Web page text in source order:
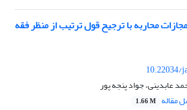
محاربه با ترجیح قول ترتیب از منظر فقه
10.22034/
عابدینی، جواد پنجه پور
مقاله 1.66 M